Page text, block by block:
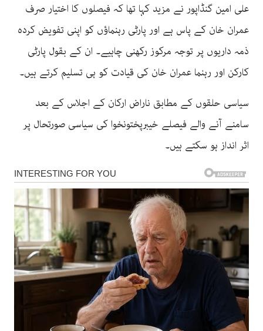
علی امین گنڈاپور نے مزید کہا تھا کہ فیصلوں کا اختیار صرف
عمران خان کے پاس ہے اور پارٹی رہنماؤں کو اپنی تفویض کردہ
ذمہ داریوں پر توجہ مرکوز رکھنی چاہیے۔ ان کے بقول پارٹی
کارکن اور رہنما عمران خان کی قیادت کو ہی تسلیم کرتے ہیں۔
سیاسی حلقوں کے مطابق ناراض ارکان کے اجلاس کے بعد
سامنے آنے والے فیصلے خیبرپختونخوا کی سیاسی صورتحال پر
اثر انداز ہو سکتے ہیں۔